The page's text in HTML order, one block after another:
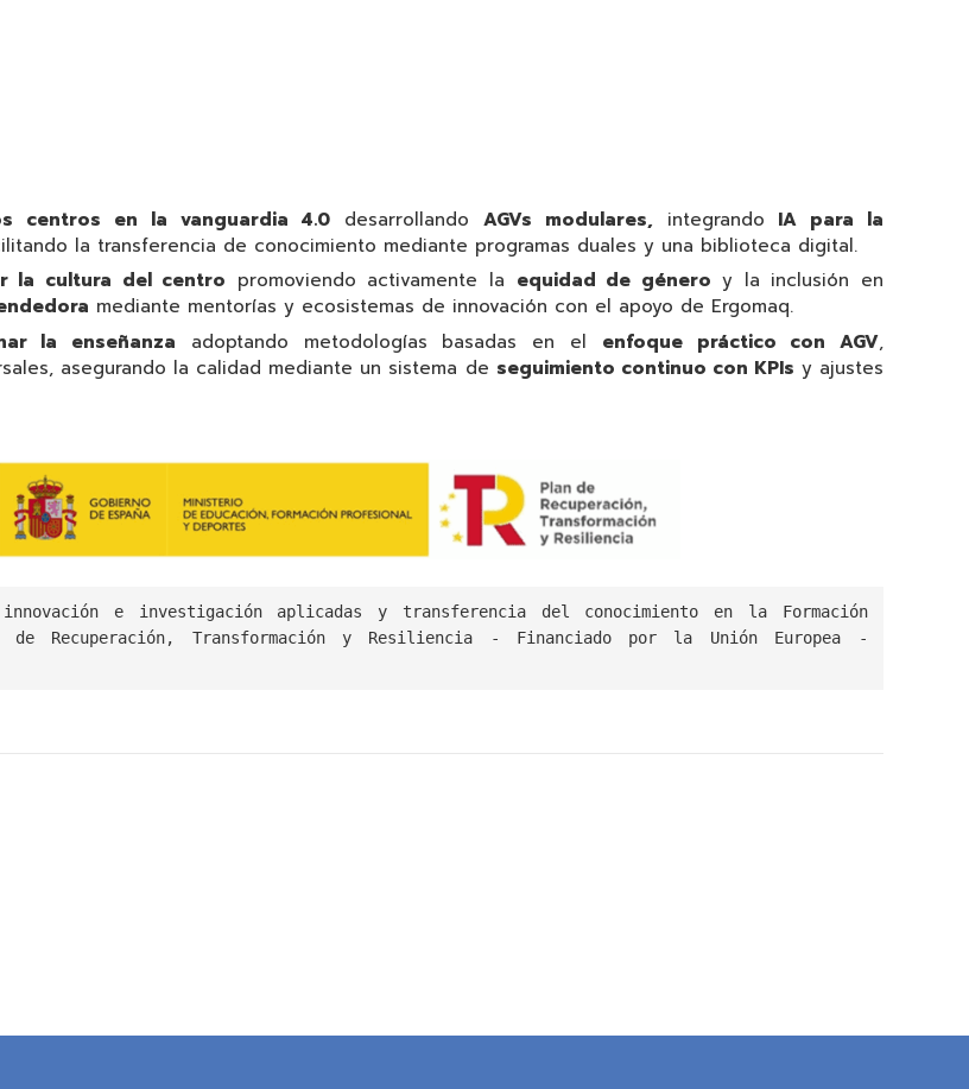
centros en la vanguardia 4.0 desarrollandoAGVs modulares, integrando IA para la
la transferencia de conocimiento mediante programas duales y una biblioteca digital.
la cultura del centro promoviendo activamente la equidad de género y la inclusión en
mediante mentorías y ecosistemas de innovación con el apoyo de Ergomaq.
la enseñanza adoptando metodologías basadas en el enfoque práctico con AGV,
asegurando la calidad mediante un sistema de seguimiento continuo con KPIs y ajustes
e investigación aplicadas y transferencia del conocimiento en la Formación
Recuperación, Transformación y Resiliencia - Financiado por la Unión Europea -